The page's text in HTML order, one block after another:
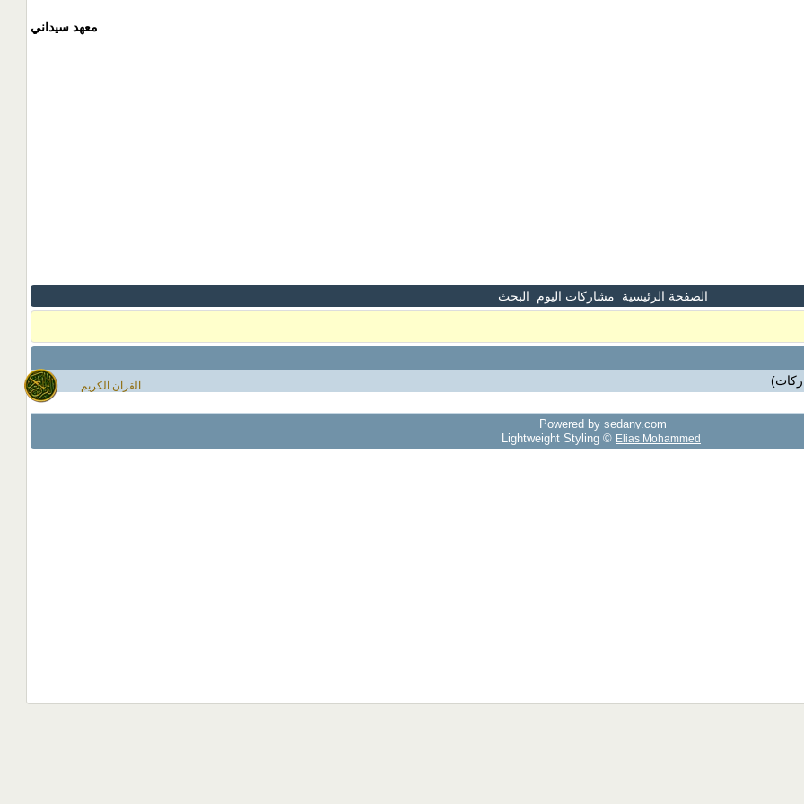
القران الكريم
معهد سيداني
الصفحة الرئيسية مشاركات اليوم البحث
Powered by sedany.com
Lightweight Styling © Elias Mohammed